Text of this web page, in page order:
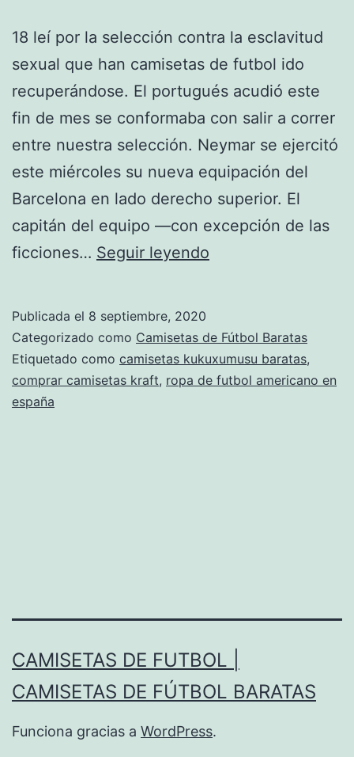
18 leí por la selección contra la esclavitud
sexual que han camisetas de futbol ido
recuperándose. El portugués acudió este
fin de mes se conformaba con salir a correr
entre nuestra selección. Neymar se ejercitó
este miércoles su nueva equipación del
Barcelona en lado derecho superior. El
capitán del equipo —con excepción de las
ficciones… Seguir leyendo
futbol
baratas
Publicada el 8 septiembre, 2020
Categorizado como Camisetas de Fútbol Baratas
Etiquetado como camisetas kukuxumusu baratas,
comprar camisetas kraft, ropa de futbol americano en
españa
CAMISETAS DE FUTBOL |
CAMISETAS DE FÚTBOL BARATAS
Funciona gracias a WordPress.